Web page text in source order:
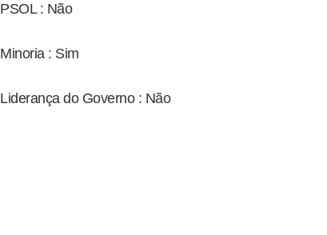
PSOL : Não
Minoria : Sim
Liderança do Governo : Não